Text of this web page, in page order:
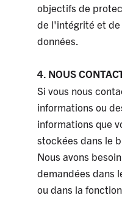
objectifs de
de l'intégrité et
données.
4. NOUS
Si vous nous
informations ou
informations que
stockées dans le
Nous avons
demandées dans
ou dans la